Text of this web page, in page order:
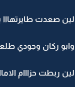
لين صعدت طايرتهااا
وابو ركان وجودي
لين ربطت حزااام